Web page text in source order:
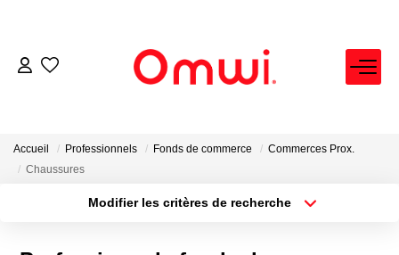
EXPERTISE IMMOBILIÈRE
ACHETER
LOUER
VENDRE
Accueil Professionnels Fonds de commerce
Commerces Prox.
Chaussures
Modifier les critères de recherche